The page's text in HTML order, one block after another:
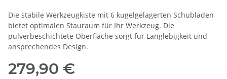
Die stabile Werkzeugkiste mit 6 kugelgelagerten Schubladen
bietet optimalen Stauraum für Ihr Werkzeug. Die
pulverbeschichtete Oberfläche sorgt für Langlebigkeit und
ansprechendes Design.
279,90 €